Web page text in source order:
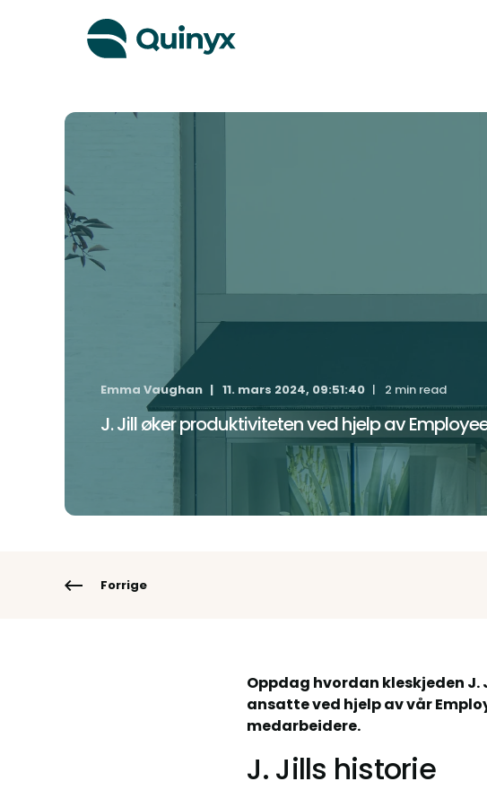
Emma Vaughan 11. mars 2024, 09:51:40 2 min read
J. Jill øker produktiviteten ved hjelp av
Forrige
Oppdag hvordan kleskjeden
ansatte ved hjelp av vår
medarbeidere.
J. Jills historie